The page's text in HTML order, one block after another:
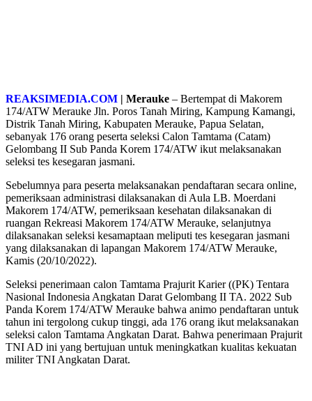
REAKSIMEDIA.COM | Merauke – Bertempat di Makorem
174/ATW Merauke Jln. Poros Tanah Miring, Kampung Kamangi,
Distrik Tanah Miring, Kabupaten Merauke, Papua Selatan,
sebanyak 176 orang peserta seleksi Calon Tamtama (Catam)
Gelombang II Sub Panda Korem 174/ATW ikut melaksanakan
seleksi tes kesegaran jasmani.
Sebelumnya para peserta melaksanakan pendaftaran secara online,
pemeriksaan administrasi dilaksanakan di Aula LB. Moerdani
Makorem 174/ATW, pemeriksaan kesehatan dilaksanakan di
ruangan Rekreasi Makorem 174/ATW Merauke, selanjutnya
dilaksanakan seleksi kesamaptaan meliputi tes kesegaran jasmani
yang dilaksanakan di lapangan Makorem 174/ATW Merauke,
Kamis (20/10/2022).
Seleksi penerimaan calon Tamtama Prajurit Karier ((PK) Tentara
Nasional Indonesia Angkatan Darat Gelombang II TA. 2022 Sub
Panda Korem 174/ATW Merauke bahwa animo pendaftaran untuk
tahun ini tergolong cukup tinggi, ada 176 orang ikut melaksanakan
seleksi calon Tamtama Angkatan Darat. Bahwa penerimaan Prajurit
TNI AD ini yang bertujuan untuk meningkatkan kualitas kekuatan
militer TNI Angkatan Darat.